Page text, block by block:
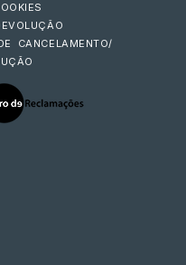
CANCELAMENTO/